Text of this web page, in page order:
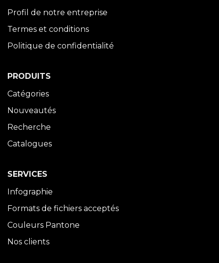
Profil de notre entreprise
Termes et conditions
Politique de confidentialité
PRODUITS
Catégories
Nouveautés
Recherche
Catalogues
SERVICES
Infographie
Formats de fichiers acceptés
Couleurs Pantone
Nos clients